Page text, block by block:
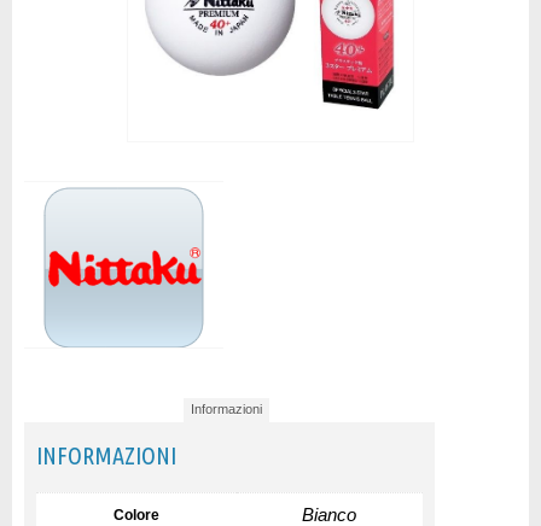
Informazioni
INFORMAZIONI
Colore Bianco